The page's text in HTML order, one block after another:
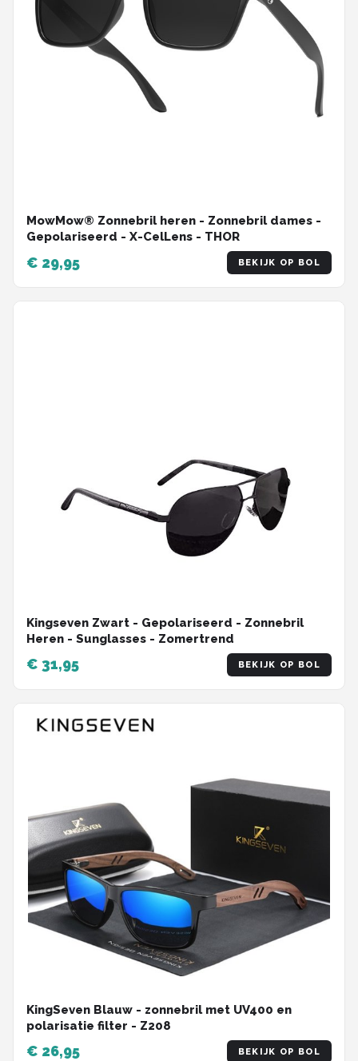
MowMow® Zonnebril heren - Zonnebril dames -
Gepolariseerd - X-CelLens - THOR
€ 29,95 BEKIJK OP BOL
Kingseven Zwart - Gepolariseerd - Zonnebril
Heren - Sunglasses - Zomertrend
€ 31,95 BEKIJK OP BOL
KingSeven Blauw - zonnebril met UV400 en
polarisatie filter - Z208
€ 26,95 BEKIJK OP BOL